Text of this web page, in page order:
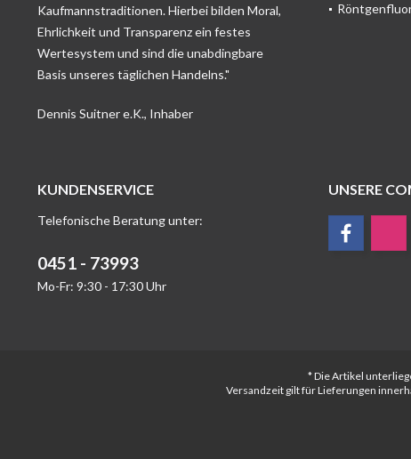
Kaufmannstraditionen. Hierbei bilden Moral,
Ehrlichkeit und Transparenz ein festes
Wertesystem und sind die unabdingbare
Basis unseres täglichen Handelns."
Dennis Suitner e.K., Inhaber
KUNDENSERVICE
Telefonische Beratung unter:
0451 - 73993
Mo-Fr: 9:30 - 17:30 Uhr
UNSERE
* Die Artikel
Versandzeit gilt für Lieferungen